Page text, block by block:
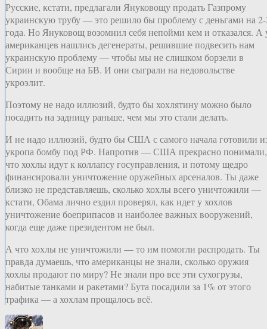
Русские, кстати, предлагали Януковощу продать Газпрому
украинскую трубу — это решило бы проблему с деньгами на
года. Но Януковощ возомнил себя непойми кем и отказался. А
американцев нашлись дегенераты, решившие подвесить нам
украинскую проблему — чтобы мы не слишком борзели в
Сирии и вообще на БВ. И они сыграли на недовольстве
укроэлит.
Поэтому не надо иллюзий, будто бы хохлятину можно было
посадить на задницу раньше, чем мы это стали делать.
И не надо иллюзий, будто бы США с самого начала готовили
укропа бомбу под РФ. Напротив — США прекрасно понимали,
что хохлы идут к коллапсу госуправления, и потому щедро
финансировали уничтожение оружейных арсеналов. Ты даже
близко не представляешь, сколько хохлы всего уничтожили —
кстати, Обама лично ездил проверял, как идет у хохлов
уничтожение боеприпасов и наиболее важных вооружений,
когда еще даже президентом не был.
А что хохлы не уничтожили — то им помогли распродать. Ты
правда думаешь, что американцы не знали, сколько оружия
хохлы продают по миру? Не знали про все эти сухогрузы,
набитые танками и ракетами? Бута посадили за 1% от этого
трафика — а хохлам прощалось всё.